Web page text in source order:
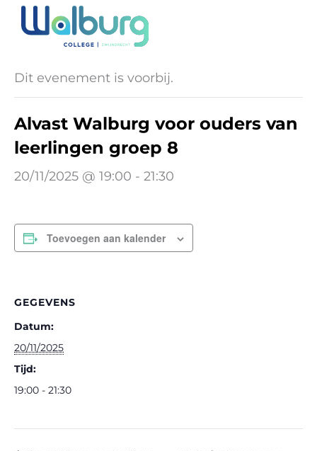
naar
inhoud
« Alle Evenementen
Dit evenement is voorbij.
Alvast Walburg voor ouders van
leerlingen groep 8
20/11/2025 @ 19:00 - 21:30
Toevoegen aan kalender
GEGEVENS
Datum:
20/11/2025
Tijd:
19:00 - 21:30